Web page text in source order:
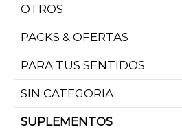
OTROS
PACKS & OFERTAS
PARA TUS SENTIDOS
SIN CATEGORIA
SUPLEMENTOS